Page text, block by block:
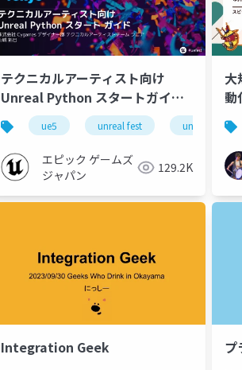
テクニカルアーティスト向け
Unreal Python スタートガイド
【UNREAL FEST 2024 TOKYO】
ue5 unreal fest unreal fest
エピック ゲームズ
ジャパン
129.2K
大
動
運
Integration Geek プ